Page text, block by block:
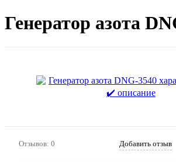
Генератор азота
Отзывов: 0 Добавить отзыв